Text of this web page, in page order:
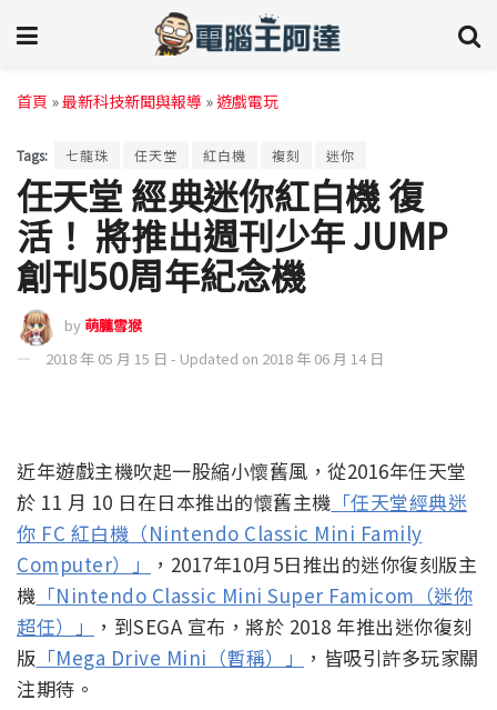
首頁 »最新科技新聞與報導 »遊戲電玩
Tags: 七龍珠 任天堂 紅白機 複刻 迷你
任天堂 經典迷你紅白機 復
活！ 將推出週刊少年 JUMP
創刊50周年紀念機
by 萌朧雪猴
2018 年 05 月 15 日 - Updated on 2018 年 06 月 14 日
近年遊戲主機吹起一股縮小懷舊風，從2016年任天堂
於 11 月 10 日在日本推出的懷舊主機 「任天堂經典迷
你 FC 紅白機（Nintendo Classic Mini Family
Computer）」
，2017年10月5日推出的迷你復刻版主
機 「Nintendo Classic Mini Super Famicom（迷你
超任）」
，到SEGA 宣布，將於 2018 年推出迷你復刻
版 「Mega Drive Mini（暫稱）」
，皆吸引許多玩家關
注期待。